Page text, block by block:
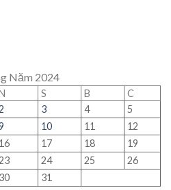
Năm 2024
S B
C
3 4
5
10 11
12
16 17 18
19
24 25
26
30 31